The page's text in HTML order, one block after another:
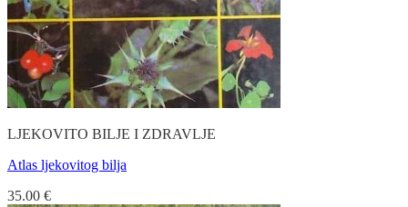
LJEKOVITO BILJE I ZDRAVLJE
Atlas ljekovitog bilja
35.00 €